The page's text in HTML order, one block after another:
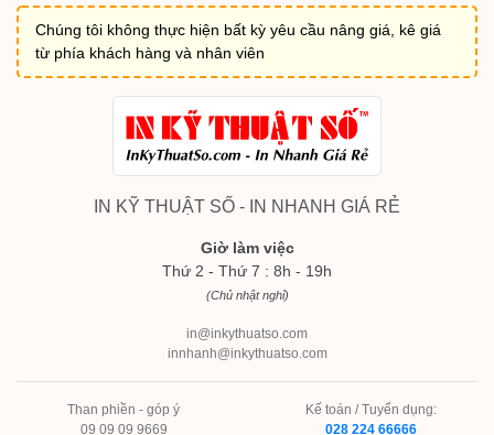
Chúng tôi không thực hiện bất kỳ yêu cầu nâng giá, kê giá
từ phía khách hàng và nhân viên
IN KỸ THUẬT SỐ - IN NHANH GIÁ RẺ
Giờ làm việc
Thứ 2 - Thứ 7 : 8h - 19h
(Chủ nhật nghỉ)
in@inkythuatso.com
innhanh@inkythuatso.com
Than phiền - góp ý
09 09 09 9669
Kế toán / Tuyển dụng:
028 224 66666